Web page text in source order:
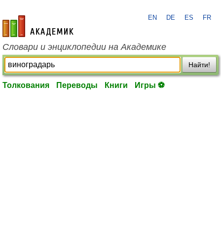
academic.ru
EN DE ES FR
Словари и энциклопедии на Академике
Найти!
Толкования Переводы Книги Игры ⚽